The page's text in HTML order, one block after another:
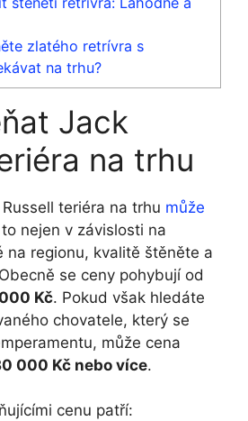
zlatého retrívra s
na trhu?
Jack
na trhu
teriéra na trhu může
nejen v závislosti na
na regionu, kvalitě štěněte a
se ceny pohybují od
Kč. Pokud však hledáte
chovatele, který se
může cena
000 Kč nebo více.
cenu patří: